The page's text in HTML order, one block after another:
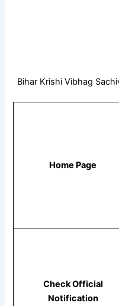
Bihar Krishi Vibhag
Home Page
Check Official
Notification